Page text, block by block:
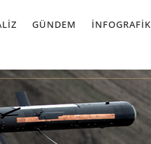
GÜNDEM İNFOGRAFIK